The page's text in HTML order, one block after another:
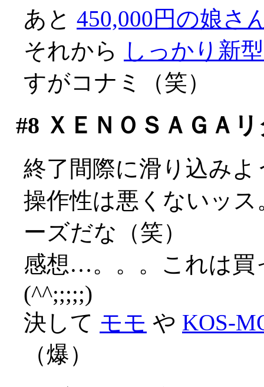
あと 450,000円の娘さ
それから しっかり新
すがコナミ（笑）
#8 ＸＥＮＯＳＡＧＡ
終了間際に滑り込み
操作性は悪くないッ
ーズだな（笑）
感想…。。。これは
(^^;;;;;)
決して モモ や KOS-
（爆）